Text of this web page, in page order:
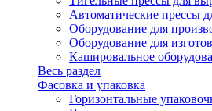
Автоматические прессы
Оборудование для
Оборудование для
Кашировальное
Весь раздел
Фасовка и упаковка
Горизонтальные